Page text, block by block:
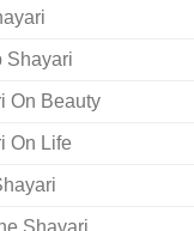
Shayari
On Beauty
On Life
Shayari